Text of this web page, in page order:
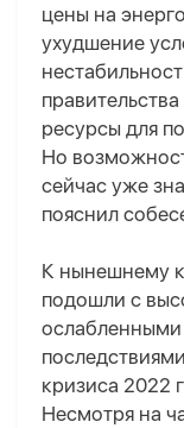
цены на
ухудшение
ресурсы для
Но
сейчас уже
пояснил
К нынешнему
подошли с
кризиса 2022
Несмотря на